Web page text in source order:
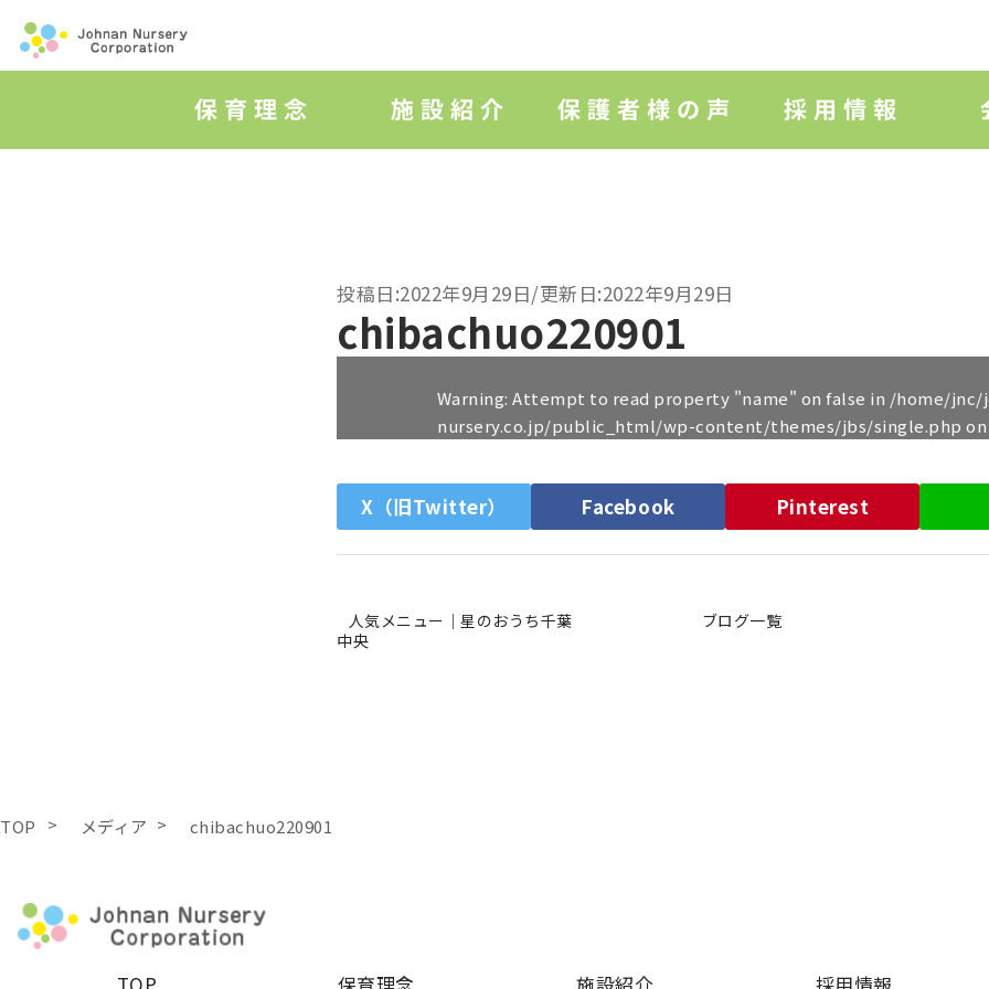
投稿日:2022年9月29日/更新日:2022年9月29日
chibachuo220901
Warning: Attempt to read property "name" on false in /home/jnc/
nursery.co.jp/public_html/wp-content/themes/jbs/single.php
X（旧Twitter） Facebook Pinterest
人気メニュー｜星のおうち千葉
中央
ブログ一覧
TOP メディア chibachuo220901